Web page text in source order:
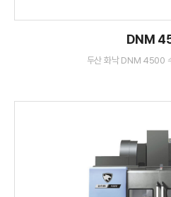
DNM
두산 화낙 DNM 4500